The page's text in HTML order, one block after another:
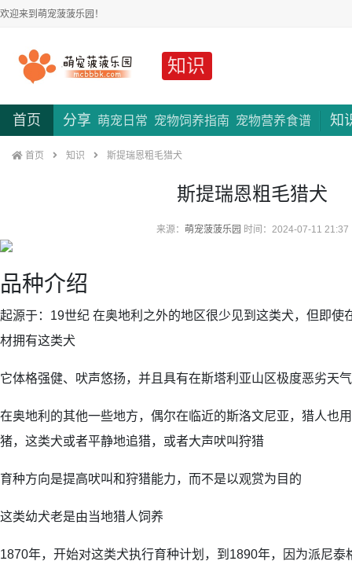
欢迎来到萌宠菠菠乐园！
知识
首页 分享 萌宠日常 宠物饲养指南 宠物营养食谱 知
首页 知识 斯提瑞恩粗毛猎犬
斯提瑞恩粗毛猎犬
来源： 萌宠菠菠乐园 时间：2024-07-11 21:37
品种介绍
起源于：19世纪 在奥地利之外的地区很少见到这类犬，但即使
材拥有这类犬
它体格强健、吠声悠扬，并且具有在斯塔利亚山区极度恶劣天
在奥地利的其他一些地方，偶尔在临近的斯洛文尼亚，猎人也
猪，这类犬或者平静地追猎，或者大声吠叫狩猎
育种方向是提高吠叫和狩猎能力，而不是以观赏为目的
这类幼犬老是由当地猎人饲养
1870年，开始对这类犬执行育种计划，到1890年，因为派尼